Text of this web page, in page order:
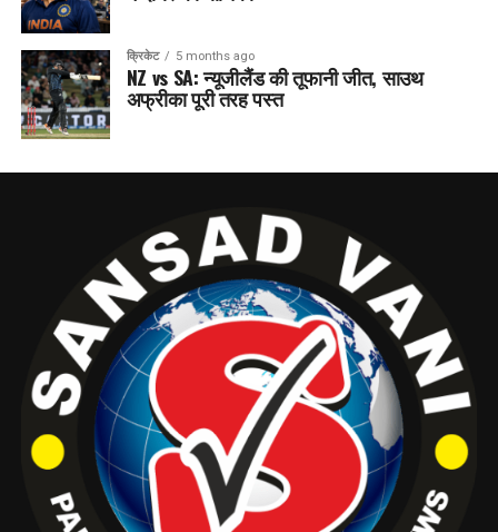
क्रिकेट 5 months ago
NZ vs SA: न्यूजीलैंड की तूफानी जीत, साउथ
अफ्रीका पूरी तरह पस्त